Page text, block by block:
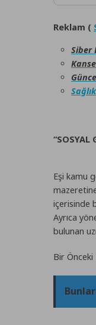
Reklam (
Siber
Sağlık
“SOSYAL
Eşi kamu
içerisinde
Ayrıca
bulunan
Bir